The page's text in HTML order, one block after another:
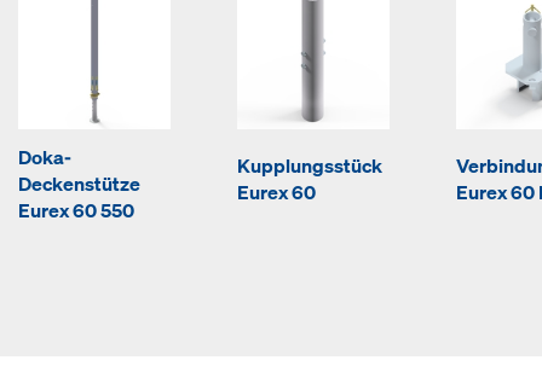
Doka-
Deckenstütze
Eurex 60 550
Kupplungsstück
Eurex 60
Eurex 60